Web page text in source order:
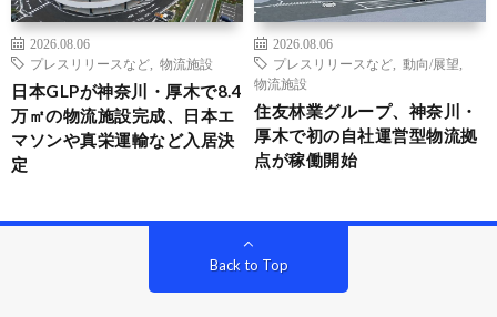
2026.08.06
プレスリリースなど
物流施設
日本GLPが神奈川・厚木で8.4
万㎡の物流施設完成、日本エ
マソンや真栄運輸など入居決
定
2026.08.06
プレスリリースなど
動向/展望
物流施設
住友林業グループ、神奈川・
厚木で初の自社運営型物流拠
点が稼働開始
Back to Top